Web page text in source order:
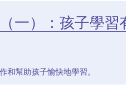
一）：孩子學習
和幫助孩子愉快地學習。